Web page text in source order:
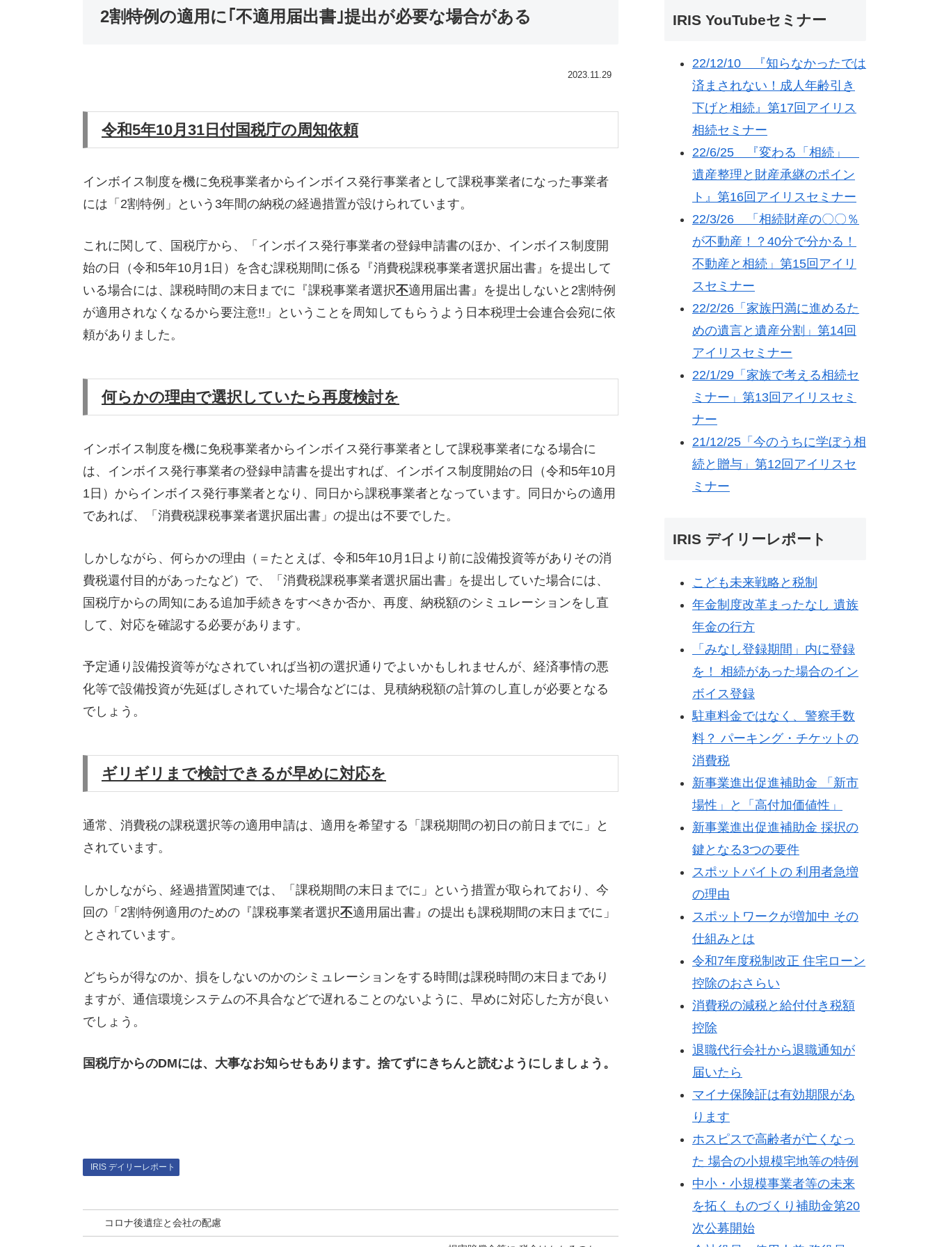
2割特例の適用に｢不適用届出書｣提出が必要な場合がある
2023.11.29
令和5年10月31日付国税庁の周知依頼
インボイス制度を機に免税事業者からインボイス発行事業者として課税事業者になった事業者
には「2割特例」という3年間の納税の経過措置が設けられています。
これに関して、国税庁から、「インボイス発行事業者の登録申請書のほか、インボイス制度開
始の日（令和5年10月1日）を含む課税期間に係る『消費税課税事業者選択届出書』を提出して
いる場合には、課税時間の末日までに『課税事業者選択不適用届出書』を提出しないと2割特例
が適用されなくなるから要注意!!」ということを周知してもらうよう日本税理士会連合会宛に依
頼がありました。
何らかの理由で選択していたら再度検討を
インボイス制度を機に免税事業者からインボイス発行事業者として課税事業者になる場合に
は、インボイス発行事業者の登録申請書を提出すれば、インボイス制度開始の日（令和5年10月
1日）からインボイス発行事業者となり、同日から課税事業者となっています。同日からの適用
であれば、「消費税課税事業者選択届出書」の提出は不要でした。
しかしながら、何らかの理由（＝たとえば、令和5年10月1日より前に設備投資等がありその消
費税還付目的があったなど）で、「消費税課税事業者選択届出書」を提出していた場合には、
国税庁からの周知にある追加手続きをすべきか否か、再度、納税額のシミュレーションをし直
して、対応を確認する必要があります。
予定通り設備投資等がなされていれば当初の選択通りでよいかもしれませんが、経済事情の悪
化等で設備投資が先延ばしされていた場合などには、見積納税額の計算のし直しが必要となる
でしょう。
ギリギリまで検討できるが早めに対応を
通常、消費税の課税選択等の適用申請は、適用を希望する「課税期間の初日の前日までに」と
されています。
しかしながら、経過措置関連では、「課税期間の末日までに」という措置が取られており、今
回の「2割特例適用のための『課税事業者選択不適用届出書』の提出も課税期間の末日までに」
とされています。
どちらが得なのか、損をしないのかのシミュレーションをする時間は課税時間の末日まであり
ますが、通信環境システムの不具合などで遅れることのないように、早めに対応した方が良い
でしょう。
国税庁からのDMには、大事なお知らせもあります。捨てずにきちんと読むようにしましょう。
IRIS デイリーレポート
コロナ後遺症と会社の配慮
IRIS YouTubeセミナー
22/12/10 『知らなかったでは
済まされない！成人年齢引き
下げと相続』第17回アイリス
相続セミナー
22/6/25 『変わる「相続」
遺産整理と財産承継のポイン
ト』第16回アイリスセミナー
22/3/26 「相続財産の〇〇％
が不動産！？40分で分かる！
不動産と相続」第15回アイリ
スセミナー
22/2/26「家族円満に進めるた
めの遺言と遺産分割」第14回
アイリスセミナー
22/1/29「家族で考える相続セ
ミナー」第13回アイリスセミ
ナー
21/12/25「今のうちに学ぼう相
続と贈与」第12回アイリスセ
ミナー
IRIS デイリーレポート
こども未来戦略と税制
年金制度改革まったなし 遺族
年金の行方
「みなし登録期間」内に登録
を！ 相続があった場合のイン
ボイス登録
駐車料金ではなく、警察手数
料？ パーキング・チケットの
消費税
新事業進出促進補助金 「新市
場性」と「高付加価値性」
新事業進出促進補助金 採択の
鍵となる3つの要件
スポットバイトの 利用者急増
の理由
スポットワークが増加中 その
仕組みとは
令和7年度税制改正 住宅ローン
控除のおさらい
消費税の減税と給付付き税額
控除
退職代行会社から退職通知が
届いたら
マイナ保険証は有効期限があ
ります
ホスピスで高齢者が亡くなっ
た 場合の小規模宅地等の特例
中小・小規模事業者等の未来
を拓く ものづくり補助金第20
次公募開始